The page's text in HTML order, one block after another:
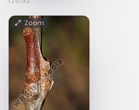
Zoom